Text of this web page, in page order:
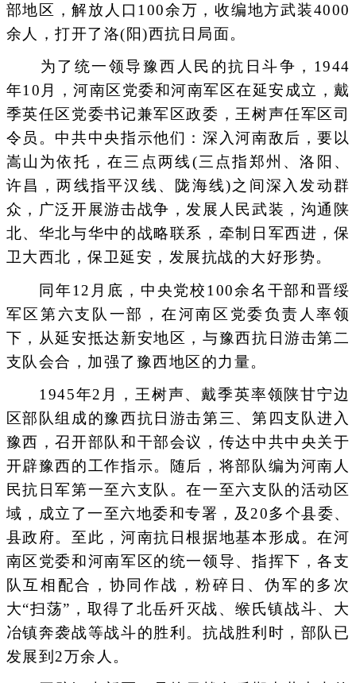
部地区，解放人口100余万，收编地方武装4000
余人，打开了洛(阳)西抗日局面。
为了统一领导豫西人民的抗日斗争，1944
年10月，河南区党委和河南军区在延安成立，戴
季英任区党委书记兼军区政委，王树声任军区司
令员。中共中央指示他们：深入河南敌后，要以
嵩山为依托，在三点两线(三点指郑州、洛阳、
许昌，两线指平汉线、陇海线)之间深入发动群
众，广泛开展游击战争，发展人民武装，沟通陕
北、华北与华中的战略联系，牵制日军西进，保
卫大西北，保卫延安，发展抗战的大好形势。
同年12月底，中央党校100余名干部和晋绥
军区第六支队一部，在河南区党委负责人率领
下，从延安抵达新安地区，与豫西抗日游击第二
支队会合，加强了豫西地区的力量。
1945年2月，王树声、戴季英率领陕甘宁边
区部队组成的豫西抗日游击第三、第四支队进入
豫西，召开部队和干部会议，传达中共中央关于
开辟豫西的工作指示。随后，将部队编为河南人
民抗日军第一至六支队。在一至六支队的活动区
域，成立了一至六地委和专署，及20多个县委、
县政府。至此，河南抗日根据地基本形成。在河
南区党委和河南军区的统一领导、指挥下，各支
队互相配合，协同作战，粉碎日、伪军的多次
大“扫荡”，取得了北岳歼灭战、缑氏镇战斗、大
冶镇奔袭战等战斗的胜利。抗战胜利时，部队已
发展到2万余人。